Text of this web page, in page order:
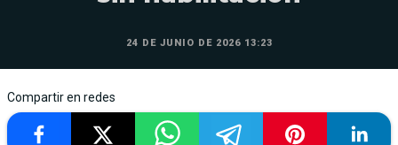
24 DE JUNIO DE 2026 13:23
Compartir en redes